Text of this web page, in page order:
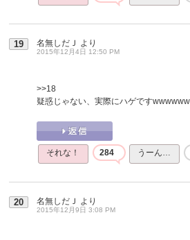
19 名無しだＪ より
2015年12月4日 12:50 PM
>>18
疑惑じゃない、実際にハゲですwwwwww
それな！ 284 うーん…
20 名無しだＪ より
2015年12月9日 3:08 PM